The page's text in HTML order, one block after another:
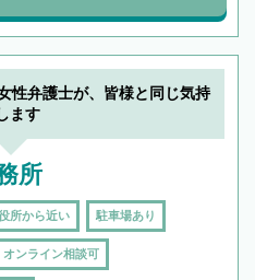
性弁護士が、皆様と同じ気持
ます
所
所から近い 駐車場あり
オンライン相談可